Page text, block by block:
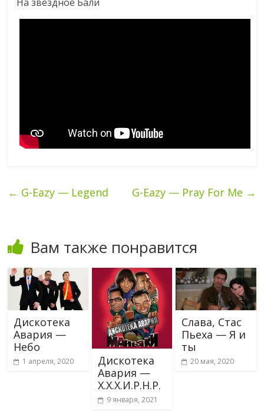
← G-Eazy — Legend G-Eazy — Pray For Me →
Вам также понравится
Дискотека
Авария —
Небо
1 апреля, 2020
Дискотека
Авария —
Х.Х.Х.И.Р.Н.Р.
9 января, 2021
Слава, Стас
Пьеха — Я и
ты
20 мая, 2020